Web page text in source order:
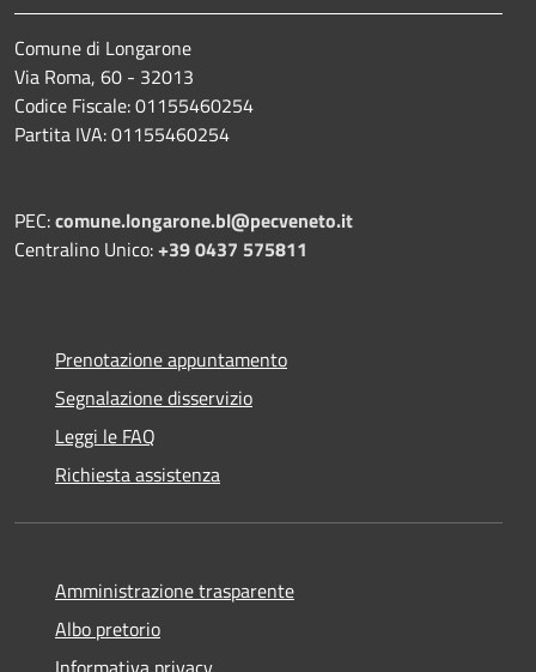
Comune di Longarone
Via Roma, 60 - 32013
Codice Fiscale: 01155460254
Partita IVA: 01155460254
PEC:comune.longarone.bl@pecveneto.it
Centralino Unico:+39 0437 575811
Prenotazione appuntamento
Segnalazione disservizio
Leggi le FAQ
Richiesta assistenza
Amministrazione trasparente
Albo pretorio